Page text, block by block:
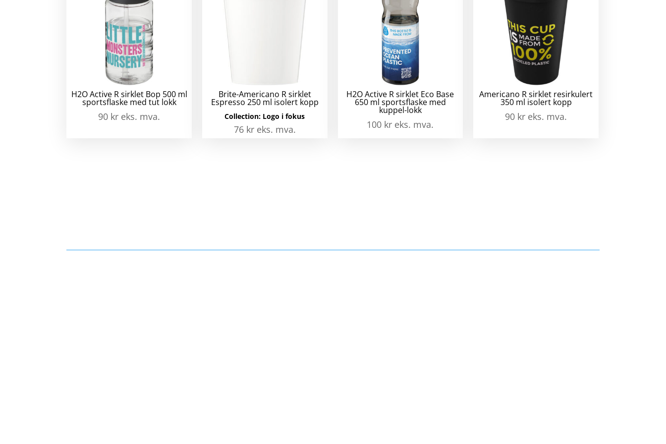
H2O Active R sirklet Bop 500 ml
sportsflaske med tut lokk
90 kr eks. mva.
Brite-Americano R sirklet
Espresso 250 ml isolert kopp
Collection: Logo i fokus
76 kr eks. mva.
H2O Active R sirklet Eco Base
650 ml sportsflaske med
kuppel-lokk
100 kr eks. mva.
Americano R sirklet resirkulert
350 ml isolert kopp
90 kr eks. mva.